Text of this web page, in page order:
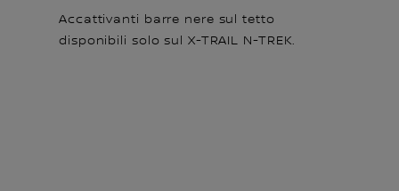
Accattivanti barre nere sul tetto
disponibili solo sul X-TRAIL N-TREK.